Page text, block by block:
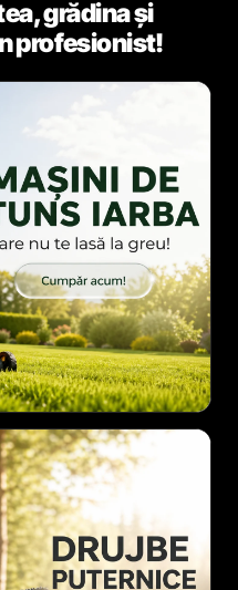
grădina și
profesionist!